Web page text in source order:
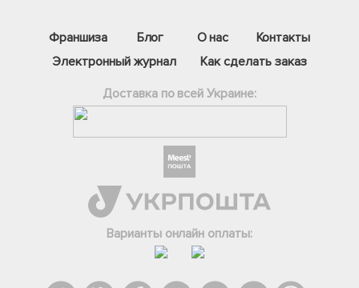
Франшиза Блог О нас
Контакты
Электронный журнал
Как сделать заказ
Доставка по всей Украине:
Варианты онлайн оплаты:
Телеграм
Вайбер